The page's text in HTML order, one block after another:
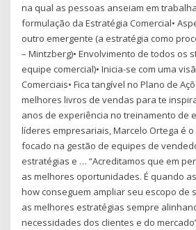
na qual as pessoas anseiam em
formulação da Estratégia Comercial•
outro emergente (a estratégia como
– Mintzberg)• Envolvimento de todos os
equipe comercial)• Inicia-se com uma
Comerciais• Fica tangível no Plano de
melhores livros de vendas para te
anos de experiência no treinamento de
líderes empresariais, Marcelo Ortega é
focado na gestão de equipes de
estratégias e … “Acreditamos que em
as melhores oportunidades. É quando
how conseguem ampliar seu escopo de
as melhores estratégias sempre
necessidades dos clientes e do